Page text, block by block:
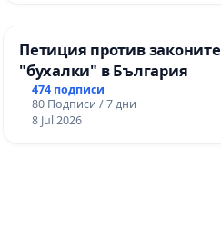
Петиция против законите
"бухалки" в България
474 подписи
80 Подписи / 7 дни
8 Jul 2026